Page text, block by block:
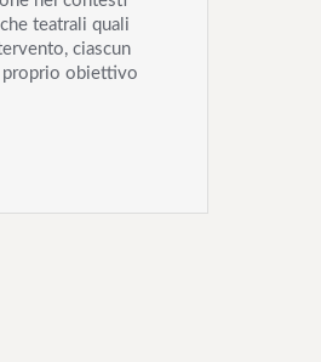
teatrali quali
ciascun
proprio obiettivo